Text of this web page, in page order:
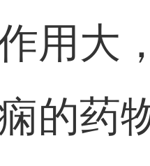
用大
的药